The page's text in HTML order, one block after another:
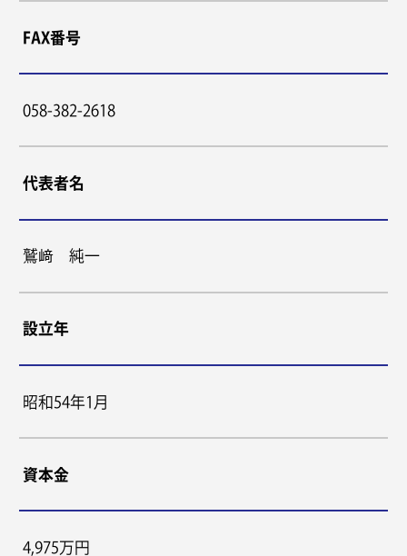
FAX番号
058-382-2618
代表者名
鷲﨑 純一
設立年
昭和54年1月
資本金
4,975万円